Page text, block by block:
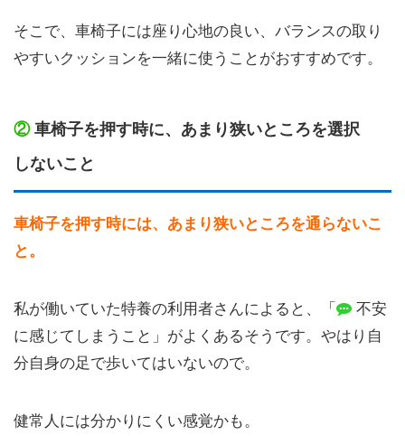
そこで、車椅子には座り心地の良い、バランスの取り
やすいクッションを一緒に使うことがおすすめです。
②車椅子を押す時に、あまり狭いところを選択
しないこと
車椅子を押す時には、あまり狭いところを通らないこ
と。
私が働いていた特養の利用者さんによると、「
不安
に感じてしまうこと」がよくあるそうです。やはり自
分自身の足で歩いてはいないので。
健常人には分かりにくい感覚かも。